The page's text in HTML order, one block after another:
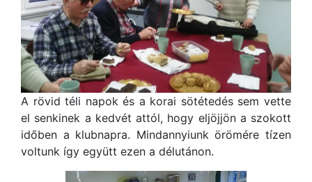
A rövid téli napok és a korai sötétedés sem vette
el senkinek a kedvét attól, hogy eljöjjön a szokott
időben a klubnapra. Mindannyiunk örömére tízen
voltunk így együtt ezen a délutánon.